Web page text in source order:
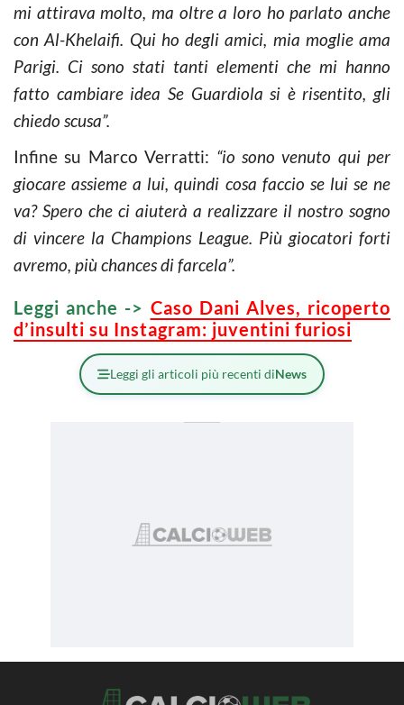
mi attirava molto, ma oltre a loro ho parlato anche
con Al-Khelaifi. Qui ho degli amici, mia moglie ama
Parigi. Ci sono stati tanti elementi che mi hanno
fatto cambiare idea Se Guardiola si è risentito, gli
chiedo scusa”.
Infine su Marco Verratti: “io sono venuto qui per
giocare assieme a lui, quindi cosa faccio se lui se ne
va? Spero che ci aiuterà a realizzare il nostro sogno
di vincere la Champions League. Più giocatori forti
avremo, più chances di farcela”.
Leggi anche -> Caso Dani Alves, ricoperto
d’insulti su Instagram: juventini furiosi
Leggi gli articoli più recenti diNews